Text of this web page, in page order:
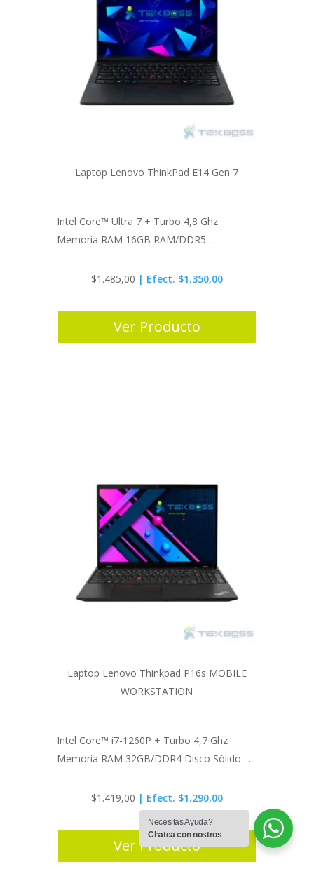
Laptop Lenovo ThinkPad E14 Gen 7
Intel Core™ Ultra 7 + Turbo 4,8 Ghz
Memoria RAM 16GB RAM/DDR5 ...
$1.485,00 | Efect. $1.350,00
Ver Producto
Laptop Lenovo Thinkpad P16s MOBILE
WORKSTATION
Intel Core™ i7-1260P + Turbo 4,7 Ghz
Memoria RAM 32GB/DDR4 Disco Sólido ...
$1.419,00 | Efect. $1.290,00
Ver Producto
Necesitas Ayuda?
Chatea con nostros